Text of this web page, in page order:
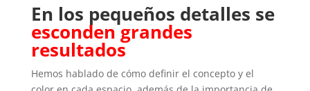
En los pequeños detalles se
esconden grandes
resultados
Hemos hablado de cómo definir el concepto y el